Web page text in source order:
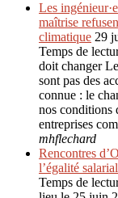
Les
maîtrise
climatique 29
Temps de
doit changer
sont pas des
connue : le
nos conditions
entreprises
mhflechard
Rencontres
l’égalité
Temps de